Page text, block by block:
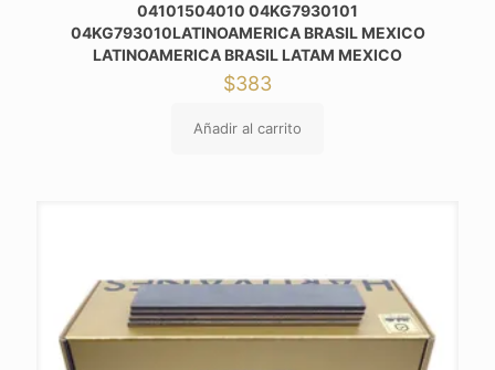
04101504010 04KG7930101
04KG793010LATINOAMERICA BRASIL MEXICO
LATINOAMERICA BRASIL LATAM MEXICO
$383
Añadir al carrito